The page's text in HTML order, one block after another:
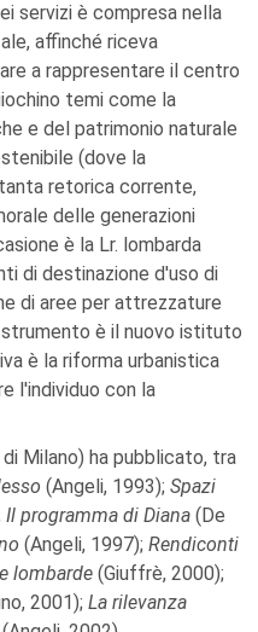
servizi è compresa nella
affinché riceva
a rappresentare il centro
temi come la
e del patrimonio naturale
(dove la
retorica corrente,
delle generazioni
è la Lr. lombarda
di destinazione d'uso di
di aree per attrezzature
è il nuovo istituto
è la riforma urbanistica
l'individuo con la
Milano) ha pubblicato, tra
(Angeli, 1993); Spazi
Il programma di Diana (De
(Angeli, 1997); Rendiconti
lombarde (Giuffrè, 2000);
2001); La rilevanza